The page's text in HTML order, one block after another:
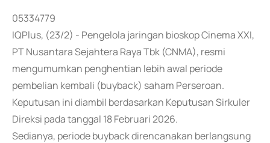
05334779
IQPlus, (23/2) - Pengelola jaringan bioskop Cinema XXI,
PT Nusantara Sejahtera Raya Tbk (CNMA), resmi
mengumumkan penghentian lebih awal periode
pembelian kembali (buyback) saham Perseroan.
Keputusan ini diambil berdasarkan Keputusan Sirkuler
Direksi pada tanggal 18 Februari 2026.
Sedianya, periode buyback direncanakan berlangsung